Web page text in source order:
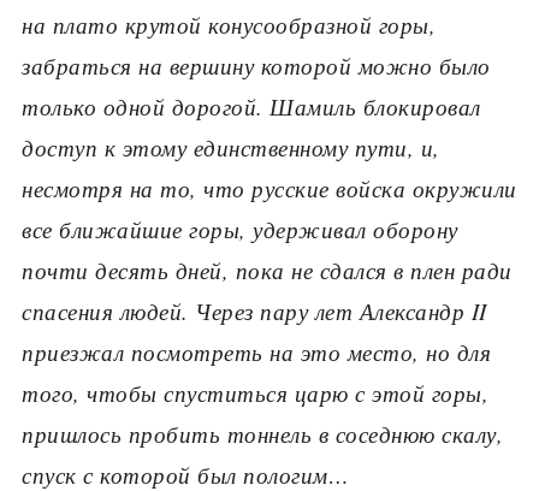
на плато крутой конусообразной горы,
забраться на вершину которой можно было
только одной дорогой. Шамиль блокировал
доступ к этому единственному пути, и,
несмотря на то, что русские войска окружили
все ближайшие горы, удерживал оборону
почти десять дней, пока не сдался в плен ради
спасения людей. Через пару лет Александр II
приезжал посмотреть на это место, но для
того, чтобы спуститься царю с этой горы,
пришлось пробить тоннель в соседнюю скалу,
спуск с которой был пологим…